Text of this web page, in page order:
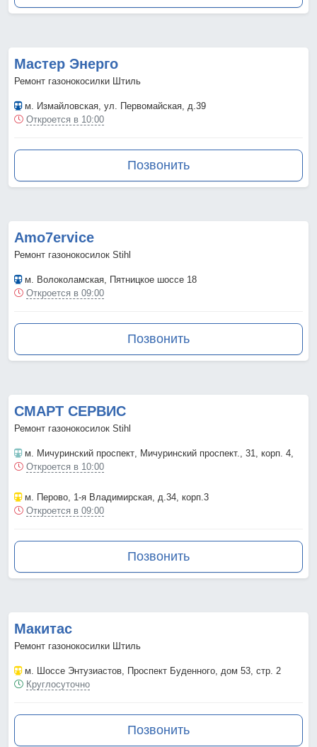
Мастер Энерго
Ремонт газонокосилки Штиль
м. Измайловская, ул. Первомайская, д.39
Откроется в 10:00
Позвонить
Amo7ervice
Ремонт газонокосилок Stihl
м. Волоколамская, Пятницкое шоссе 18
Откроется в 09:00
Позвонить
СМАРТ СЕРВИС
Ремонт газонокосилок Stihl
м. Мичуринский проспект, Мичуринский проспект., 31, корп. 4,
Откроется в 10:00
м. Перово, 1-я Владимирская, д.34, корп.3
Откроется в 09:00
Позвонить
Макитас
Ремонт газонокосилки Штиль
м. Шоссе Энтузиастов, Проспект Буденного, дом 53, стр. 2
Круглосуточно
Позвонить